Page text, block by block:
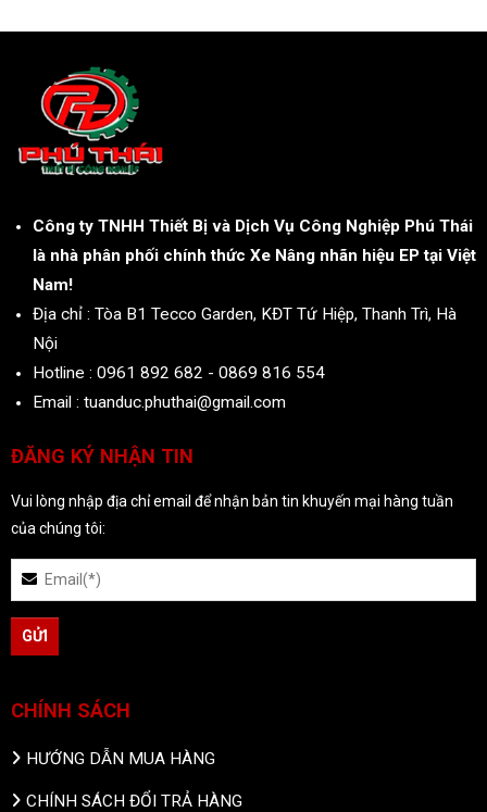
Công ty TNHH Thiết Bị và Dịch Vụ Công Nghiệp Phú Thái
là nhà phân phối chính thức Xe Nâng nhãn hiệu EP tại Việt
Nam!
Địa chỉ : Tòa B1 Tecco Garden, KĐT Tứ Hiệp, Thanh Trì, Hà
Nội
Hotline : 0961 892 682 - 0869 816 554
Email : tuanduc.phuthai@gmail.com
ĐĂNG KÝ NHẬN TIN
Vui lòng nhập địa chỉ email để nhận bản tin khuyến mại hàng tuần
của chúng tôi:
CHÍNH SÁCH
HƯỚNG DẪN MUA HÀNG
CHÍNH SÁCH ĐỔI TRẢ HÀNG